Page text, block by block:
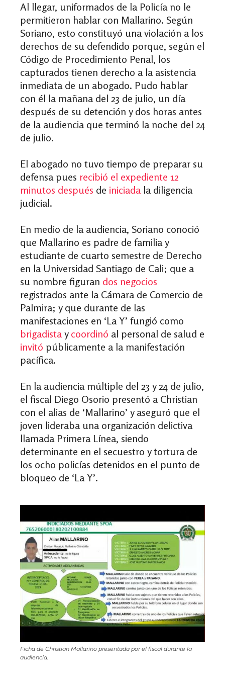
Al llegar, uniformados de la Policía no le
permitieron hablar con Mallarino. Según
Soriano, esto constituyó una violación a los
derechos de su defendido porque, según el
Código de Procedimiento Penal, los
capturados tienen derecho a la asistencia
inmediata de un abogado. Pudo hablar
con él la mañana del 23 de julio, un día
después de su detención y dos horas antes
de la audiencia que terminó la noche del 24
de julio.
El abogado no tuvo tiempo de preparar su
defensa pues recibió el expediente 12
minutos después de iniciadala diligencia
judicial.
En medio de la audiencia, Soriano conoció
que Mallarino es padre de familia y
estudiante de cuarto semestre de Derecho
en la Universidad Santiago de Cali; que a
su nombre figuran dos negocios
registrados ante la Cámara de Comercio de
Palmira; y que durante de las
manifestaciones en ‘La Y’ fungió como
brigadista y coordinó al personal de salud e
invitó públicamente a la manifestación
pacífica.
En la audiencia múltiple del 23 y 24 de julio,
el fiscal Diego Osorio presentó a Christian
con el alias de ‘Mallarino’ y aseguró que el
joven lideraba una organización delictiva
llamada Primera Línea, siendo
determinante en el secuestro y tortura de
los ocho policías detenidos en el punto de
bloqueo de ‘La Y’.
Ficha de Christian Mallarino presentada por el fiscal durante la
audiencia.